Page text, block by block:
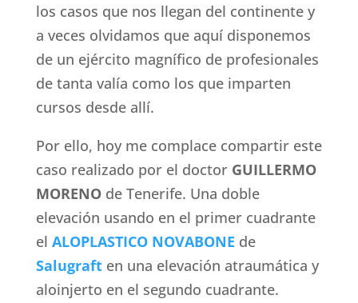
los casos que nos llegan del continente y
a veces olvidamos que aquí disponemos
de un ejército magnífico de profesionales
de tanta valía como los que imparten
cursos desde allí.
Por ello, hoy me complace compartir este
caso realizado por el doctor GUILLERMO
MORENOde Tenerife. Una doble
elevación usando en el primer cuadrante
el ALOPLASTICO NOVABONE de
Salugraften una elevación atraumática y
aloinjerto en el segundo cuadrante.